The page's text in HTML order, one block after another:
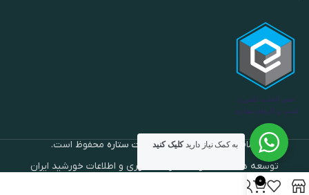
تمام حقوق برایگالری نقره جات ستاره محفوظ است.
توسعه داده شده توسط شرکت فناوری و اطلاعات خورشید ایران
0
به کمک نیاز داریدکلیک کنید